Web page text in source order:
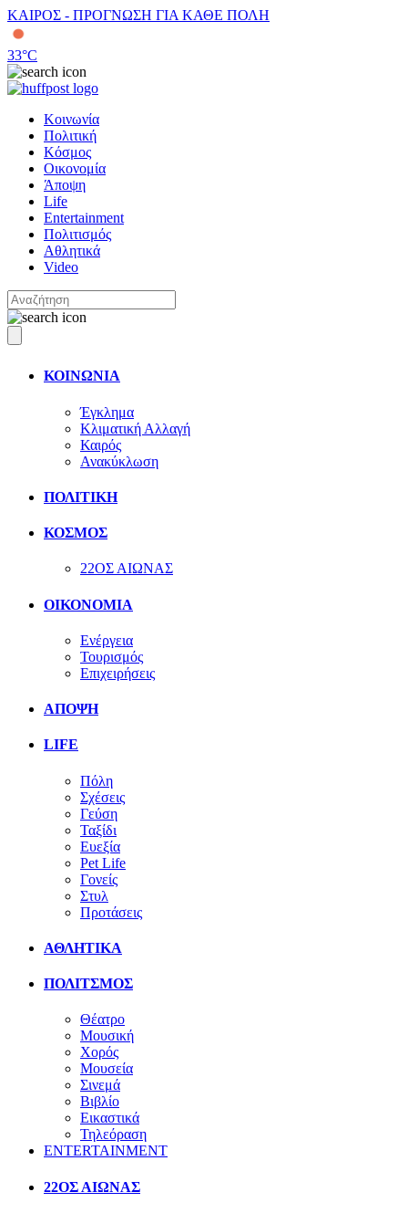
ΚΑΙΡΟΣ - ΠΡΟΓΝΩΣΗ ΓΙΑ ΚΑΘΕ ΠΟΛΗ
33°C
Κοινωνία
Πολιτική
Κόσμος
Οικονομία
Άποψη
Life
Entertainment
Πολιτισμός
Αθλητικά
Video
ΚΟΙΝΩΝΙΑ
Έγκλημα
Κλιματική Αλλαγή
Καιρός
Ανακύκλωση
ΠΟΛΙΤΙΚΗ
ΚΟΣΜΟΣ
22ΟΣ ΑΙΩΝΑΣ
ΟΙΚΟΝΟΜΙΑ
Ενέργεια
Τουρισμός
Επιχειρήσεις
ΑΠΟΨΗ
LIFE
Πόλη
Σχέσεις
Γεύση
Ταξίδι
Ευεξία
Pet Life
Γονείς
Στυλ
Προτάσεις
ΑΘΛΗΤΙΚΑ
ΠΟΛΙΤΣΜΟΣ
Θέατρο
Μουσική
Χορός
Μουσεία
Σινεμά
Βιβλίο
Εικαστικά
Τηλεόραση
ENTERTAINMENT
22ΟΣ ΑΙΩΝΑΣ